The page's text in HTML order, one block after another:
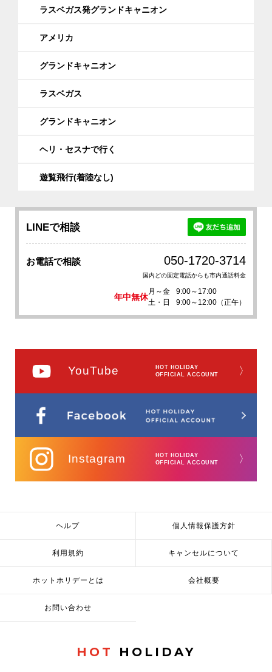
ラスベガス発グランドキャニオン
アメリカ
グランドキャニオン
ラスベガス
グランドキャニオン
ヘリ・セスナで行く
遊覧飛行(着陸なし)
LINEで相談
お電話で相談 050-1720-3714
国内どの固定電話からも市内通話料金
年中無休
月～金
9:00～17:00
土・日
9:00～12:00（正午）
YouTube
HOT HOLIDAY
OFFICIAL ACCOUNT
〉
Instagram
HOT HOLIDAY
OFFICIAL ACCOUNT
〉
ヘルプ 個人情報保護方針
利用規約 キャンセルについて
ホットホリデーとは 会社概要
お問い合わせ
HOT HOLIDAY